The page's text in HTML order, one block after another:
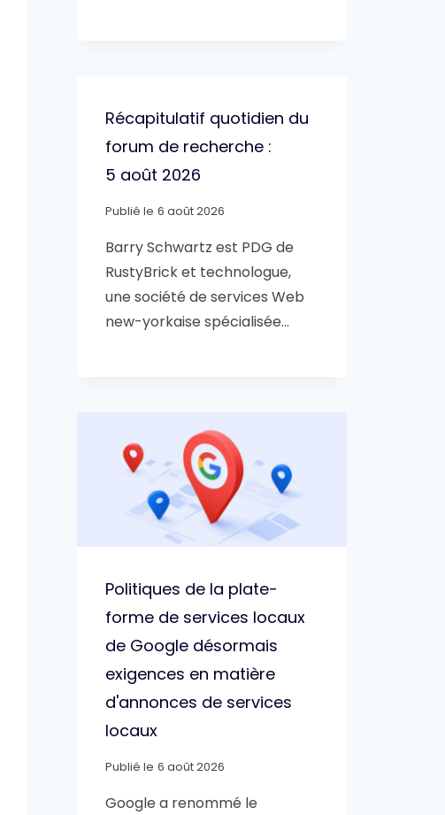
Récapitulatif quotidien du
forum de recherche :
5 août 2026
Publié le 6 août 2026
Barry Schwartz est PDG de
RustyBrick et technologue,
une société de services Web
new-yorkaise spécialisée…
Politiques de la plate-
forme de services locaux
de Google désormais
exigences en matière
d'annonces de services
locaux
Publié le 6 août 2026
Google a renommé le